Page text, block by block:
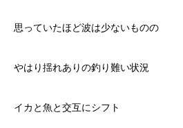
思っていたほど波は少ないものの
やはり揺れありの釣り難い状況
イカと魚と交互にシフト